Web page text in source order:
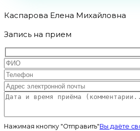
Каспарова Елена Михайловна
Запись на прием
Нажимая кнопку "Отправить"Вы даёте